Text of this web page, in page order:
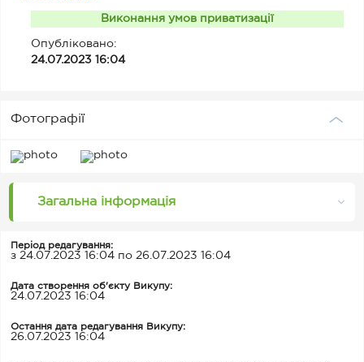
Виконання умов приватизації
Опубліковано:
24.07.2023 16:04
Фотографії
Загальна інформація
Період редагування:
з 24.07.2023 16:04 по 26.07.2023 16:04
Дата створення об'єкту Викупу:
24.07.2023 16:04
Остання дата редагування Викупу:
26.07.2023 16:04